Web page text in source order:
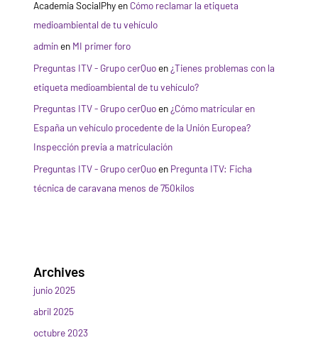
Academia SocialPhyen Cómo reclamar la etiqueta
medioambiental de tu vehículo
adminen MI primer foro
Preguntas ITV - Grupo cerQuoen ¿Tienes problemas con la
etiqueta medioambiental de tu vehículo?
Preguntas ITV - Grupo cerQuoen ¿Cómo matricular en
España un vehículo procedente de la Unión Europea?
Inspección previa a matriculación
Preguntas ITV - Grupo cerQuoen Pregunta ITV: Ficha
técnica de caravana menos de 750kilos
Archives
junio 2025
abril 2025
octubre 2023